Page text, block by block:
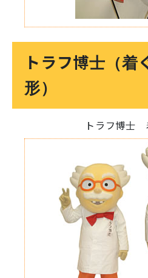
トラフ博士（着
形）
トラフ博士